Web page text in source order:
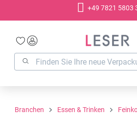
+49 7821 5803
Branchen Essen & Trinken